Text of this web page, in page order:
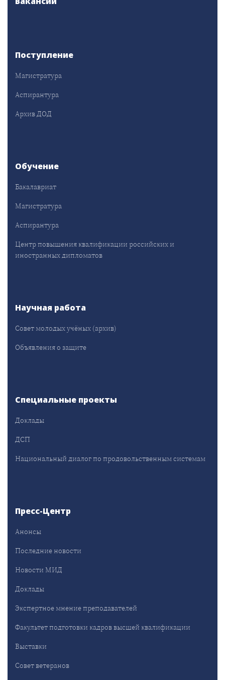
Поступление
Магистратура
Аспирантура
Архив ДОД
Обучение
Бакалавриат
Магистратура
Аспирантура
Центр повышения квалификации российских и
иностранных дипломатов
Научная работа
Совет молодых учёных (архив)
Объявления о защите
Специальные проекты
Доклады
ДСП
Национальный диалог по продовольственным системам
Пресс-Центр
Анонсы
Последние новости
Новости МИД
Доклады
Экспертное мнение преподавателей
Факультет подготовки кадров высшей квалификации
Выставки
Совет ветеранов